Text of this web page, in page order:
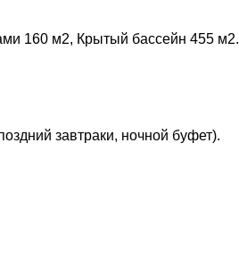
160 м2, Крытый бассейн 455 м2.
завтраки, ночной буфет).